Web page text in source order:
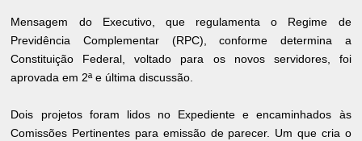
Mensagem do Executivo, que regulamenta o Regime de
Previdência Complementar (RPC), conforme determina a
Constituição Federal, voltado para os novos servidores, foi
aprovada em 2ª e última discussão.
Dois projetos foram lidos no Expediente e encaminhados às
Comissões Pertinentes para emissão de parecer. Um que cria o